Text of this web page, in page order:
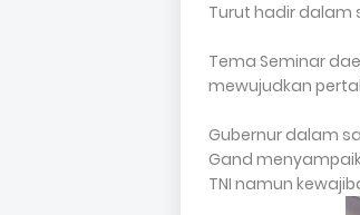
Turut hadir dalam
Tema Seminar
mewujudkan
Gubernur dalam
Gand
TNI namun